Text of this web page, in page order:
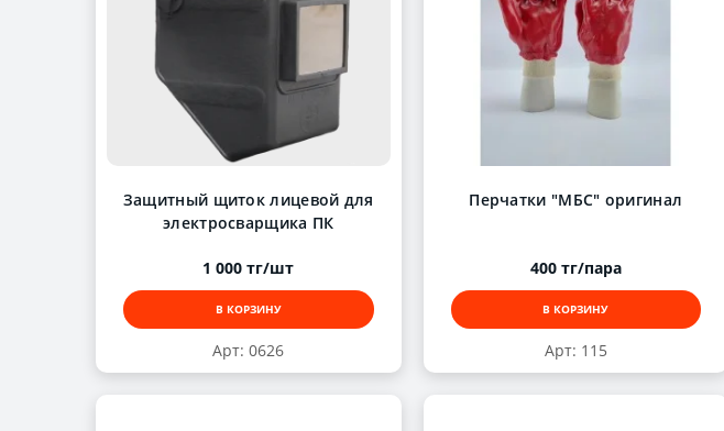
Арт: 0626
Защитный щиток лицевой для
электросварщика ПК
1 000 тг/шт
В КОРЗИНУ
Арт: 115
Перчатки "МБС" оригинал
400 тг/пара
В КОРЗИНУ